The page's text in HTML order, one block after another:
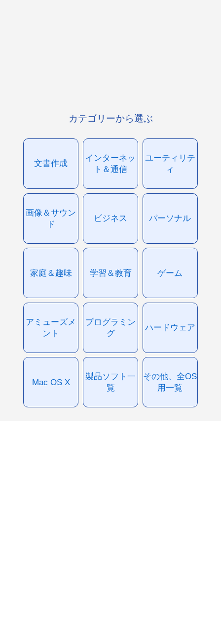
カテゴリーから選ぶ
文書作成
インターネッ
ト＆通信
ユーティリテ
ィ
画像＆サウン
ド
ビジネス パーソナル
家庭＆趣味 学習＆教育 ゲーム
アミューズメ
ント
プログラミン
グ
ハードウェア
Mac OS X
製品ソフト一
覧
その他、全OS
用一覧